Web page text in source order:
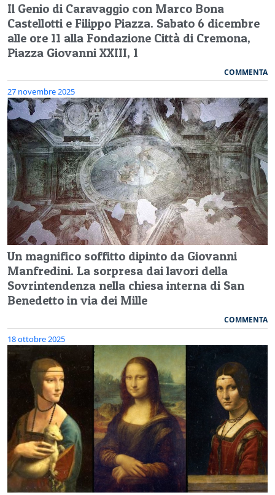
Il Genio di Caravaggio con Marco Bona
Castellotti e Filippo Piazza. Sabato 6 dicembre
alle ore 11 alla Fondazione Città di Cremona,
Piazza Giovanni XXIII, 1
COMMENTA
27 novembre 2025
Un magnifico soffitto dipinto da Giovanni
Manfredini. La sorpresa dai lavori della
Sovrintendenza nella chiesa interna di San
Benedetto in via dei Mille
COMMENTA
18 ottobre 2025